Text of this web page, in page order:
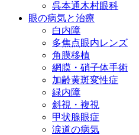
呉本通木村眼科
眼の病気と治療
白内障
多焦点眼内レンズ
角膜移植
網膜・硝子体手術
加齢黄斑変性症
緑内障
斜視・複視
甲状腺眼症
涙道の病気